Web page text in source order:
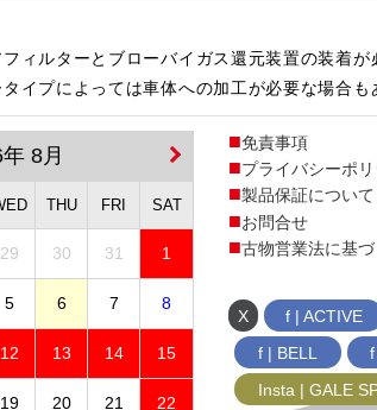
ィルターとブローバイガス還元装置の装着が
イプによっては車体への加工が必要な場合
8月
THU FRI SAT
29 30 31 1
5 6 7 8
12 13 14 15
19 20 21 22
免責事項
プライバシーポ
製品保証について
お問合せ
古物営業法に基
X
f | ACTIVE
f | BELL
Insta | GALE